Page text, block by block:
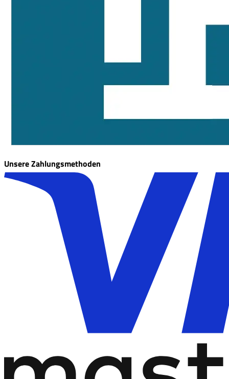
Unsere Zahlungsmethoden